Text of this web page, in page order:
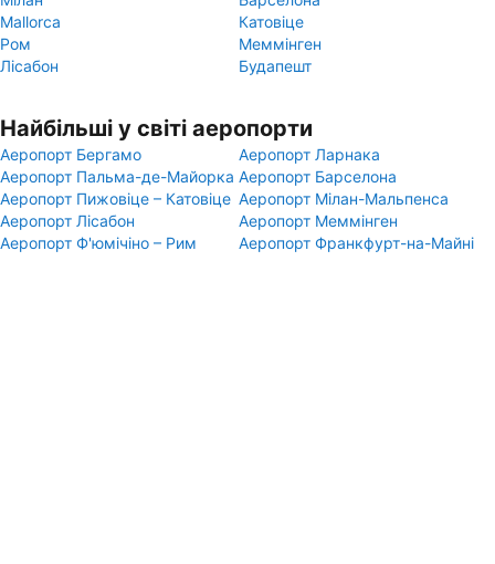
Mallorca
Катовіце
Ром
Меммінген
Лісабон
Будапешт
Найбільші у світі аеропорти
Аеропорт Бергамо
Аеропорт Ларнака
Аеропорт Пальма-де-Майорка Аеропорт Барселона
Аеропорт Пижовіце – Катовіце Аеропорт Мілан-Мальпенса
Аеропорт Лісабон
Аеропорт Меммінген
Аеропорт Ф'юмічіно – Рим
Аеропорт Франкфурт-на-Майні